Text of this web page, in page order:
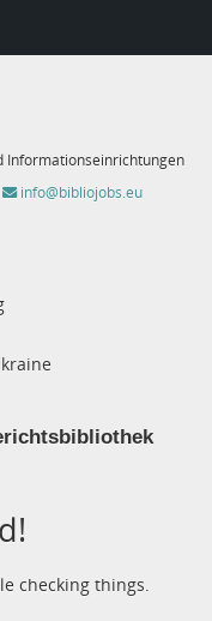
Informationseinrichtungen
info@bibliojobs.eu
checking things.